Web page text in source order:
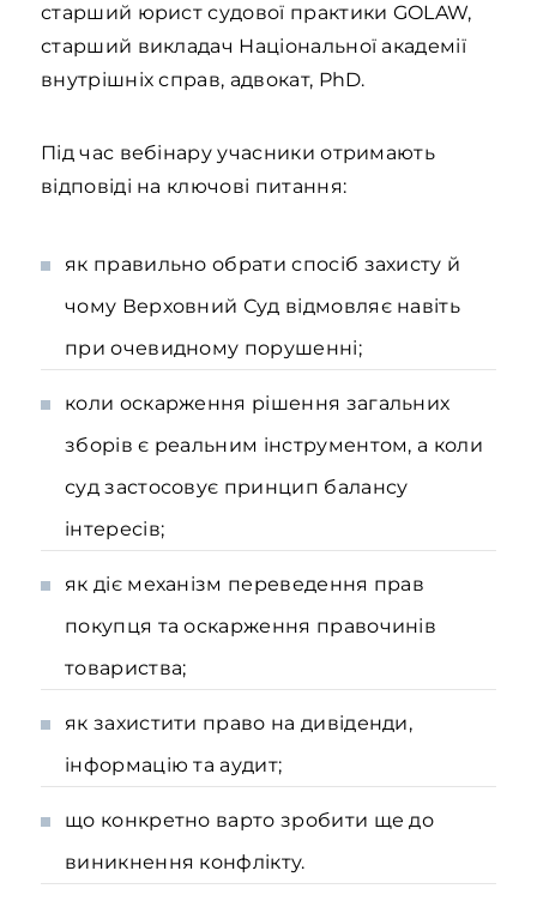
старший юрист судової практики GOLAW,
старший викладач Національної академії
внутрішніх справ, адвокат, PhD.
Під час вебінару учасники отримають
відповіді на ключові питання:
як правильно обрати спосіб захисту й
чому Верховний Суд відмовляє навіть
при очевидному порушенні;
коли оскарження рішення загальних
зборів є реальним інструментом, а коли
суд застосовує принцип балансу
інтересів;
як діє механізм переведення прав
покупця та оскарження правочинів
товариства;
як захистити право на дивіденди,
інформацію та аудит;
що конкретно варто зробити ще до
виникнення конфлікту.